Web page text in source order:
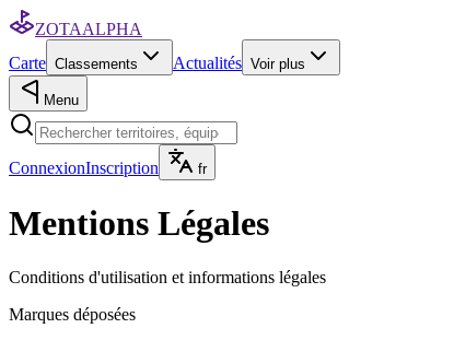
ZOTAALPHA
Carte Classements Actualités Voir plus
Menu
ConnexionInscription fr
Mentions Légales
Conditions d'utilisation et informations légales
Marques déposées